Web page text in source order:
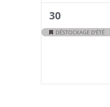
1
évènement,
30
MisDÉSTOCKAGE D’ÉTÉ